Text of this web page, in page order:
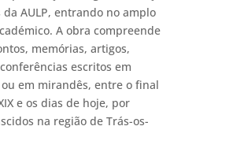
da AULP, entrando no amplo
A obra compreende
memórias, artigos,
escritos em
em mirandês, entre o final
e os dias de hoje, por
na região de Trás-os-